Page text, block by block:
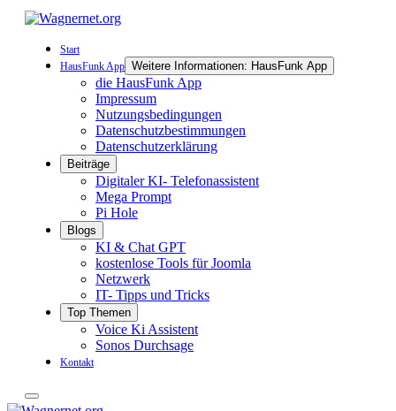
Start
HausFunk App Weitere Informationen: HausFunk App
die HausFunk App
Impressum
Nutzungsbedingungen
Datenschutzbestimmungen
Datenschutzerklärung
Beiträge
Digitaler KI- Telefonassistent
Mega Prompt
Pi Hole
Blogs
KI & Chat GPT
kostenlose Tools für Joomla
Netzwerk
IT- Tipps und Tricks
Top Themen
Voice Ki Assistent
Sonos Durchsage
Kontakt